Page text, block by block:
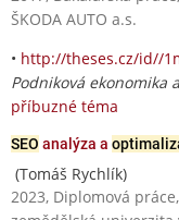
ŠKODA AUTO a.s.
• http://theses.cz/id//
Podniková ekonomika
příbuzné téma
SEO analýza a
(Tomáš Rychlík)
2023, Diplomová